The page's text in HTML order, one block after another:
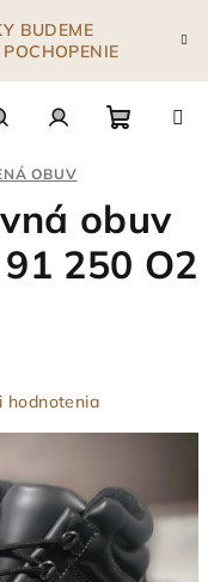
BUDEME
košík
OBUV
obuv
250 O2
hodnotenia